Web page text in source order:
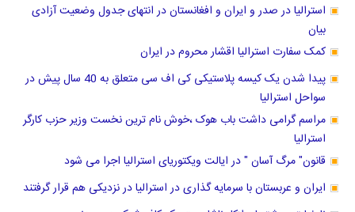
استرالیا در صدر و ایران و افغانستان در انتهای جدول وضعیت آزادی
بیان
کمک سفارت استرالیا اقشار محروم در ایران
پیدا شدن یک کیسه پلاستیکی کی اف سی متعلق به 40 سال پیش در
سواحل استرالیا
مراسم گرامی داشت باب هوک ،خوش نام ترین نخست وزیر حزب کارگر
استرالیا
قانون" مرگ آسان " در ایالت ویکتوریای استرالیا اجرا می شود
ایران و عربستان با سرمایه گذاری در استرالیا در نزدیکی هم قرار گرفتند